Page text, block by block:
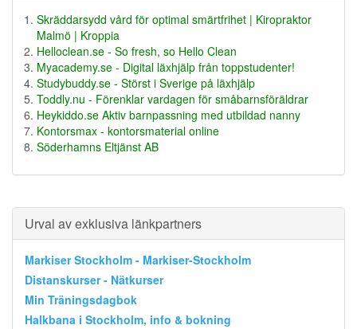
Skräddarsydd vård för optimal smärtfrihet | Kiropraktor
Malmö | Kroppia
Helloclean.se - So fresh, so Hello Clean
Myacademy.se - Digital läxhjälp från toppstudenter!
Studybuddy.se - Störst i Sverige på läxhjälp
Toddly.nu - Förenklar vardagen för småbarnsföräldrar
Heykiddo.se Aktiv barnpassning med utbildad nanny
Kontorsmax - kontorsmaterial online
Söderhamns Eltjänst AB
Urval av exklusiva länkpartners
Markiser Stockholm - Markiser-Stockholm
Distanskurser - Nätkurser
Min Träningsdagbok
Halkbana i Stockholm, info & bokning